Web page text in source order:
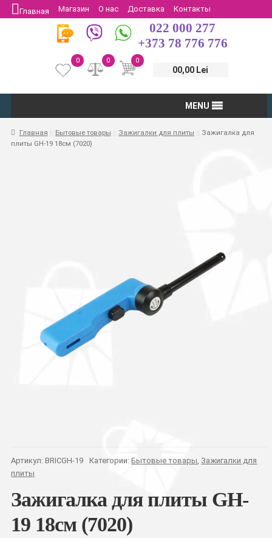
Главная Магазин О нас Доставка
Контакты
Защита потребителей
Возврат
022 000 277
+373 78 776 776
0
00,00 Lei
0
0
MENU
Главная Бытовые товары Зажигалки для плиты
Зажигалка для
плиты GH-19 18см (7020)
Артикул: BRICGH-19 Категории:Бытовые товары, Зажигалки для
плиты
Зажигалка для плиты GH-
19 18см (7020)